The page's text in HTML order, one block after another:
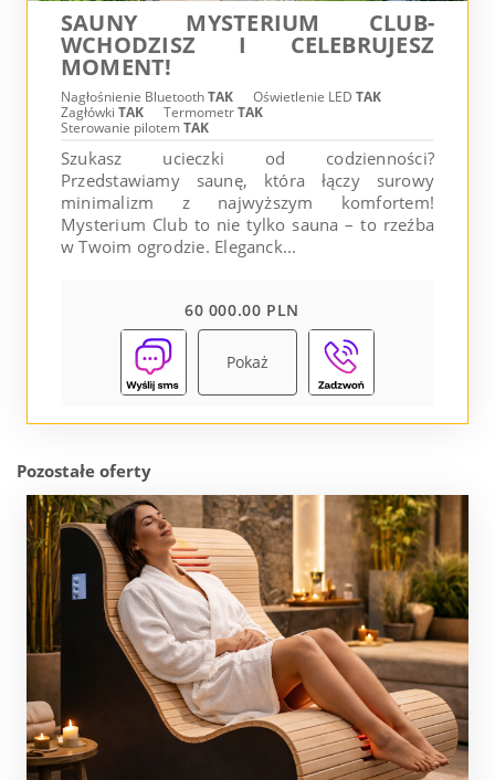
SAUNY MYSTERIUM CLUB-
WCHODZISZ I CELEBRUJESZ
MOMENT!
Nagłośnienie BluetoothTAK Oświetlenie LED TAK
Zagłówki TAK TermometrTAK
Sterowanie pilotemTAK
Szukasz ucieczki od codzienności?
Przedstawiamy saunę, która łączy surowy
minimalizm z najwyższym komfortem!
Mysterium Club to nie tylko sauna – to rzeźba
w Twoim ogrodzie. Eleganck...
60 000.00 PLN
Pokaż
Pozostałe oferty